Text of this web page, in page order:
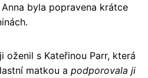
byla popravena krátce
oženil s Kateřinou Parr, která
matkou a podporovala ji